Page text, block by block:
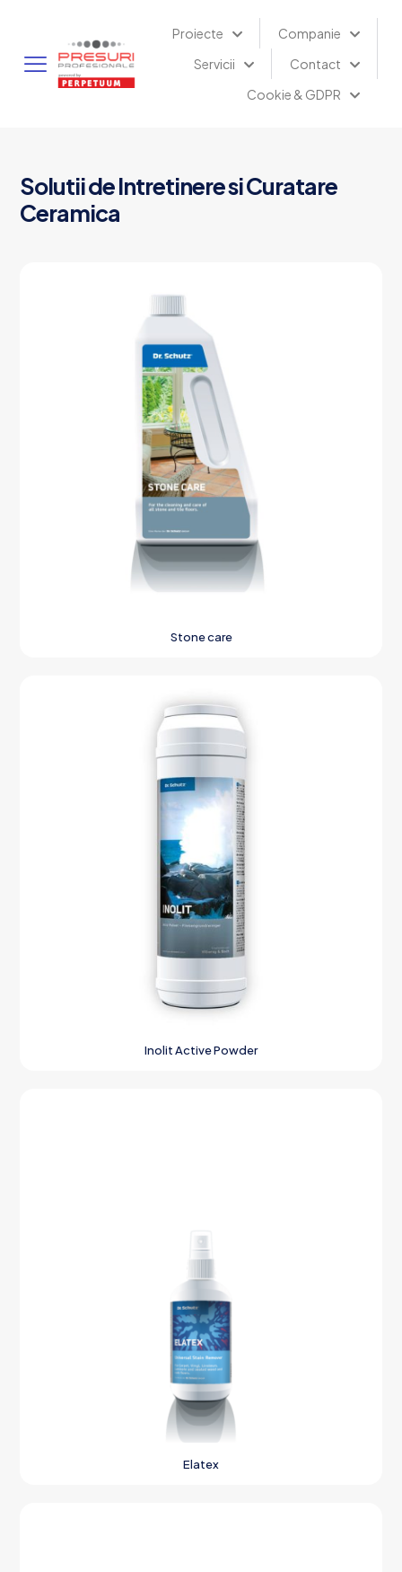
Proiecte
Companie
Servicii
Contact
Cookie & GDPR
Solutii de Intretinere si Curatare
Ceramica
Stone care
Inolit Active Powder
Elatex